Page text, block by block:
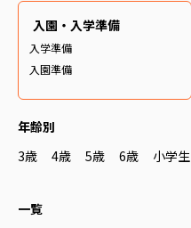
入園・入学準備
入学準備
入園準備
年齢別
3歳
4歳 5歳 6歳 小学生
一覧